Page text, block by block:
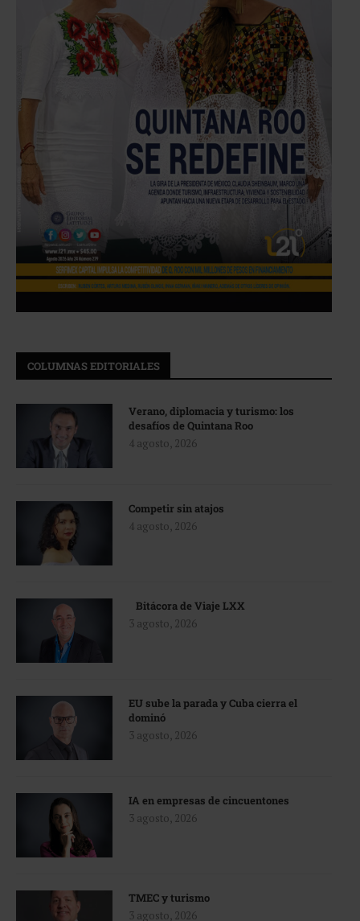
COLUMNAS EDITORIALES
Verano, diplomacia y turismo: los
desafíos de Quintana Roo
4 agosto, 2026
Competir sin atajos
4 agosto, 2026
Bitácora de Viaje LXX
3 agosto, 2026
EU sube la parada y Cuba cierra el
dominó
3 agosto, 2026
IA en empresas de cincuentones
3 agosto, 2026
TMEC y turismo
3 agosto, 2026